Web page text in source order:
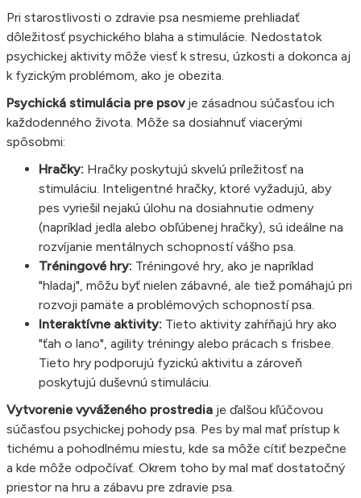
Pri starostlivosti o zdravie psa nesmieme prehliadať
dôležitosť psychického blaha a stimulácie. Nedostatok
psychickej aktivity môže viesť k stresu, úzkosti a dokonca aj
k fyzickým problémom, ako je obezita.
Psychická stimulácia pre psovje zásadnou súčasťou ich
každodenného života. Môže sa dosiahnuť viacerými
spôsobmi:
Hračky: Hračky poskytujú skvelú príležitosť na
stimuláciu. Inteligentné hračky, ktoré vyžadujú, aby
pes vyriešil nejakú úlohu na dosiahnutie odmeny
(napríklad jedla alebo obľúbenej hračky), sú ideálne na
rozvíjanie mentálnych schopností vášho psa.
Tréningové hry: Tréningové hry, ako je napríklad
"hladaj", môžu byť nielen zábavné, ale tiež pomáhajú pri
rozvoji pamäte a problémových schopností psa.
Interaktívne aktivity: Tieto aktivity zahŕňajú hry ako
"ťah o lano", agility tréningy alebo prácach s frisbee.
Tieto hry podporujú fyzickú aktivitu a zároveň
poskytujú duševnú stimuláciu.
Vytvorenie vyváženého prostredia je ďalšou kľúčovou
súčasťou psychickej pohody psa. Pes by mal mať prístup k
tichému a pohodlnému miestu, kde sa môže cítiť bezpečne
a kde môže odpočívať. Okrem toho by mal mať dostatočný
priestor na hru a zábavu pre zdravie psa.